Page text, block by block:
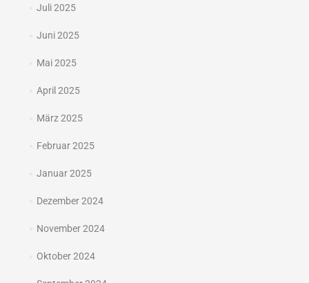
Juli 2025
Juni 2025
Mai 2025
April 2025
März 2025
Februar 2025
Januar 2025
Dezember 2024
November 2024
Oktober 2024